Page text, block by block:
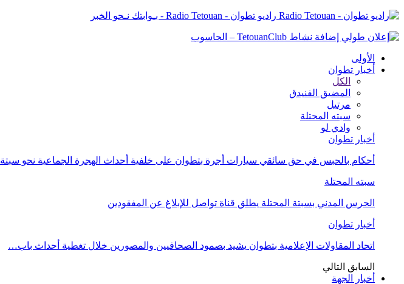
راديو تطوان - Radio Tetouan - بـوابتك نـحو الخبر
الأولى
أخبار تطوان
الكل
المضيق الفنيدق
مرتيل
سبته المحتلة
وادي لو
أخبار تطوان
أحكام بالحبس في حق سائقي سيارات أجرة بتطوان على خلفية أحداث الهجرة الجماعية نحو سبتة
سبته المحتلة
الحرس المدني بسبتة المحتلة يطلق قناة تواصل للإبلاغ عن المفقودين
أخبار تطوان
اتحاد المقاولات الإعلامية بتطوان يشيد بصمود الصحافيين والمصورين خلال تغطية أحداث باب…
السابق التالي
أخبار الجهة